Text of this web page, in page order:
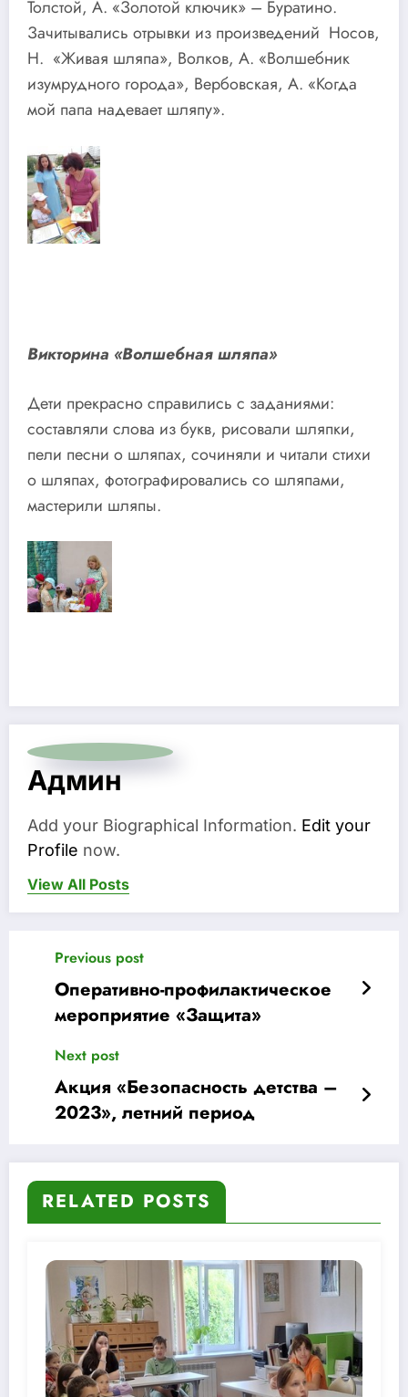
Толстой, А. «Золотой ключик» – Буратино.
Зачитывались отрывки из произведений Носов,
Н. «Живая шляпа», Волков, А. «Волшебник
изумрудного города», Вербовская, А. «Когда
мой папа надевает шляпу».
Викторина «Волшебная шляпа»
Дети прекрасно справились с заданиями:
составляли слова из букв, рисовали шляпки,
пели песни о шляпах, сочиняли и читали стихи
о шляпах, фотографировались со шляпами,
мастерили шляпы.
Админ
Add your Biographical Information. Edit your
Profile now.
View All Posts
Previous post
Оперативно-профилактическое
мероприятие «Защита»
Next post
Акция «Безопасность детства –
2023», летний период
RELATED POSTS